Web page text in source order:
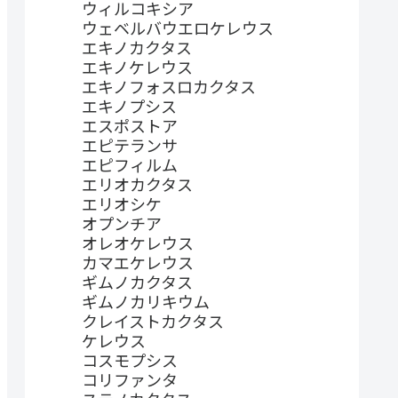
ウィルコキシア
ウェベルバウエロケレウス
エキノカクタス
エキノケレウス
エキノフォスロカクタス
エキノプシス
エスポストア
エピテランサ
エピフィルム
エリオカクタス
エリオシケ
オプンチア
オレオケレウス
カマエケレウス
ギムノカクタス
ギムノカリキウム
クレイストカクタス
ケレウス
コスモプシス
コリファンタ